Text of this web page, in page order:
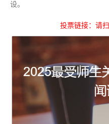
设。
投票链接：请